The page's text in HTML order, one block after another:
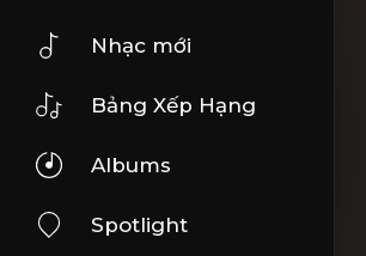
Nhạc mới
Bảng Xếp Hạng
Albums
Spotlight